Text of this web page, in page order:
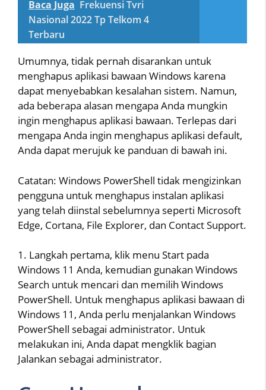
Baca Juga Frekuensi Tvri
Nasional 2022 Tp Telkom 4
Terbaru
Umumnya, tidak pernah disarankan untuk
menghapus aplikasi bawaan Windows karena
dapat menyebabkan kesalahan sistem. Namun,
ada beberapa alasan mengapa Anda mungkin
ingin menghapus aplikasi bawaan. Terlepas dari
mengapa Anda ingin menghapus aplikasi default,
Anda dapat merujuk ke panduan di bawah ini.
Catatan: Windows PowerShell tidak mengizinkan
pengguna untuk menghapus instalan aplikasi
yang telah diinstal sebelumnya seperti Microsoft
Edge, Cortana, File Explorer, dan Contact Support.
1. Langkah pertama, klik menu Start pada
Windows 11 Anda, kemudian gunakan Windows
Search untuk mencari dan memilih Windows
PowerShell. Untuk menghapus aplikasi bawaan di
Windows 11, Anda perlu menjalankan Windows
PowerShell sebagai administrator. Untuk
melakukan ini, Anda dapat mengklik bagian
Jalankan sebagai administrator.